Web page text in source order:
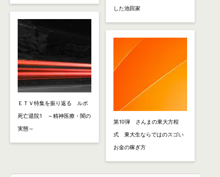
ＥＴＶ特集を振り返る ルポ
死亡退院1 ～精神医療・闇の
実態～
した池田家
第10弾 さんまの東大方程
式 東大生ならではのスゴい
お金の稼ぎ方